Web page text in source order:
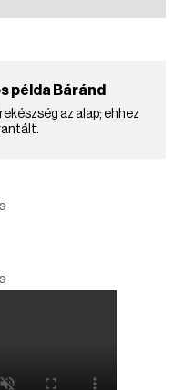
példa Báránd
az alap; ehhez